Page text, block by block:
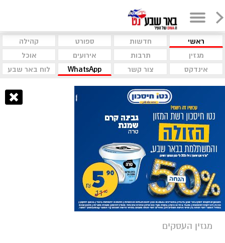
ראשי חדשות ספורט
קהילה
מגזין
תרבות אירועים
אוכל
אינדקס
צור קשר WhatsApp לוח באר שבע
מגזין העסקים